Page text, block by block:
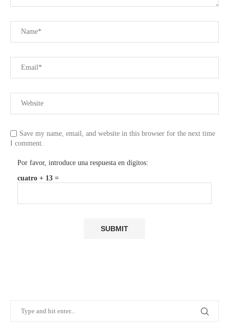
Save my name, email, and website in this browser for the next time
I comment.
Por favor, introduce una respuesta en dígitos:
cuatro + 13 =